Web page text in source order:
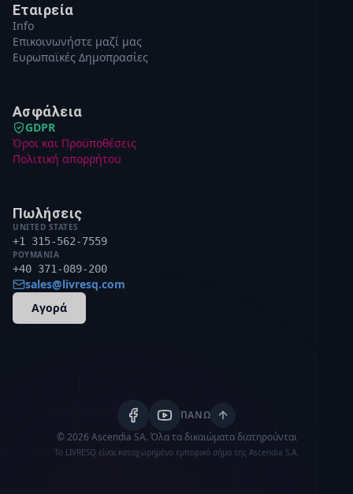
Εταιρεία
Info
Επικοινωνήστε μαζί μας
Ευρωπαϊκές Δημοπρασίες
Ασφάλεια
GDPR
Όροι και Προϋποθέσεις
Πολιτική απορρήτου
Πωλήσεις
UNITED STATES
+1 315-562-7559
ΡΟΥΜΑΝΊΑ
+40 371-089-200
sales@livresq.com
Αγορά
ΠΆΝΩ
© 2026 Ascendia SA. Όλα τα δικαιώματα διατηρούνται
Το LIVRESQ είναι καταχωρημένο εμπορικό σήμα της Ascendia S.A.